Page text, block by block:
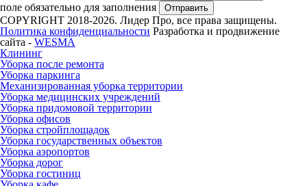
поле обязательно для заполнения
Отправить
COPYRIGHT 2018-2026. Лидер Про, все права защищены.
Политика конфиденциальности Разработка и продвижение
сайта - WESMA
Клининг
Уборка после ремонта
Уборка паркинга
Механизированная уборка территории
Уборка медицинских учреждений
Уборка придомовой территории
Уборка офисов
Уборка стройплощадок
Уборка государственных объектов
Уборка аэропортов
Уборка дорог
Уборка гостиниц